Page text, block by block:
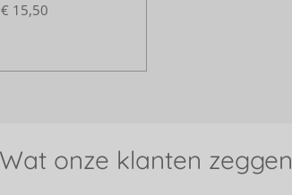
€ 15,50
Wat onze klanten zeggen